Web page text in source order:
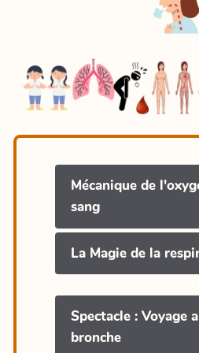
Mécanique de
sang
La Magie de la
Spectacle : Voyage
bronche